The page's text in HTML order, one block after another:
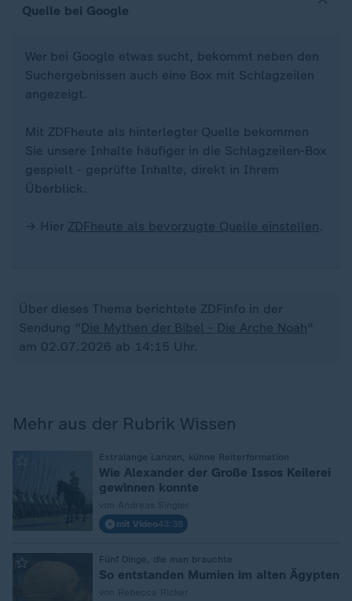
Quelle bei Google
Wer bei Google etwas sucht, bekommt neben den
Suchergebnissen auch eine Box mit Schlagzeilen
angezeigt.
Mit ZDFheute als hinterlegter Quelle bekommen
Sie unsere Inhalte häufiger in die Schlagzeilen-Box
gespielt - geprüfte Inhalte, direkt in Ihrem
Überblick.
→ Hier ZDFheute als bevorzugte Quelle einstellen.
Über dieses Thema berichtete ZDFinfo in der
Sendung " Die Mythen der Bibel - Die Arche Noah"
am 02.07.2026 ab 14:15 Uhr.
Mehr aus der Rubrik Wissen
Extralange Lanzen, kühne Reiterformation
Wie Alexander der Große Issos Keilerei
gewinnen konnte
mit Video43:38
Fünf Dinge, die man brauchte
So entstanden Mumien im alten Ägypten